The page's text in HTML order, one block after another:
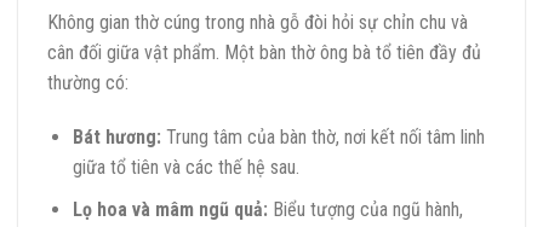
Không gian thờ cúng trong nhà gỗ đòi hỏi sự chỉn chu và
cân đối giữa vật phẩm. Một bàn thờ ông bà tổ tiên đầy đủ
thường có:
Bát hương: Trung tâm của bàn thờ, nơi kết nối tâm linh
giữa tổ tiên và các thế hệ sau.
Lọ hoa và mâm ngũ quả: Biểu tượng của ngũ hành,